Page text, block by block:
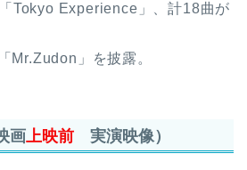
Tokyo Experience」、計18曲が
Mr.Zudon」を披露。
画上映前 実演映像）